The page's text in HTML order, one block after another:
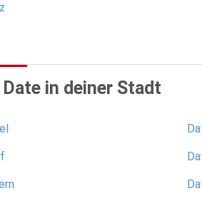
Date in deiner Stadt